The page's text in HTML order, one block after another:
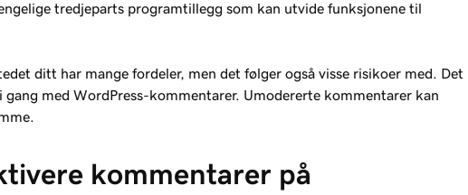
tredjeparts programtillegg som kan utvide funksjonene til
ditt har mange fordeler, men det følger også visse risikoer med. Det
med WordPress-kommentarer. Umodererte kommentarer kan
kommentarer på